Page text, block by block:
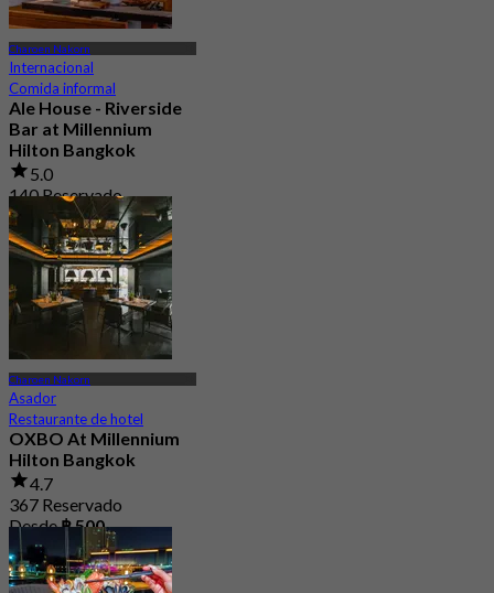
Charoen Nakorn
Internacional
Comida informal
Ale House - Riverside
Bar at Millennium
Hilton Bangkok
5.0
140 Reservado
Desde฿ 699
Charoen Nakorn
Asador
Restaurante de hotel
OXBO At Millennium
Hilton Bangkok
4.7
367 Reservado
Desde฿ 500